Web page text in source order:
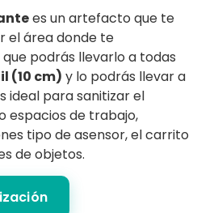
es un artefacto que te
el área donde te
podrás llevarlo a todas
(10 cm) y lo podrás llevar a
ideal para sanitizar el
espacios de trabajo,
tipo de asensor, el carrito
de objetos.